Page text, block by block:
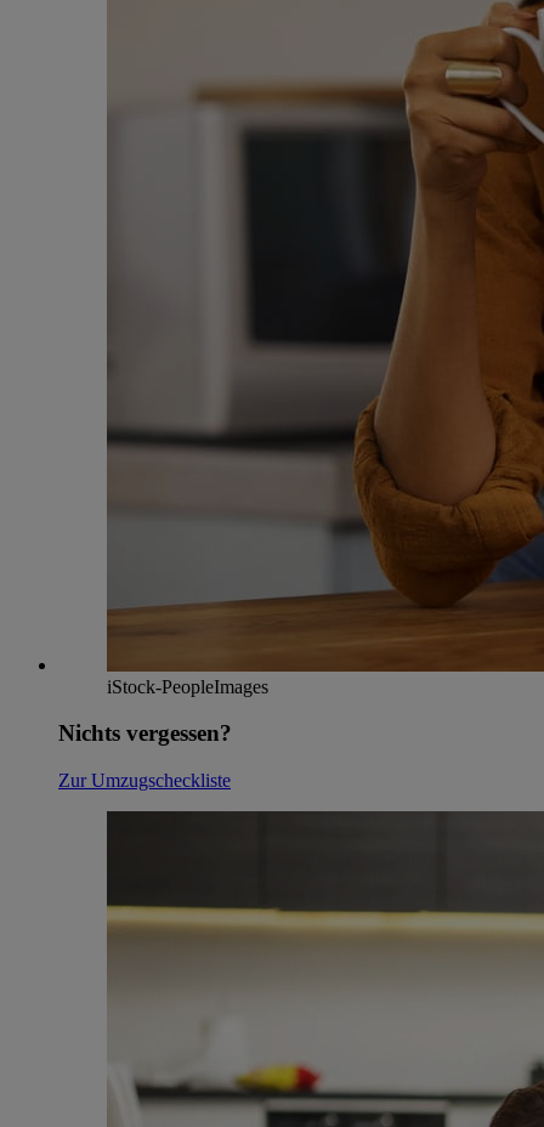
iStock-PeopleImages
Nichts vergessen?
Zur Umzugscheckliste